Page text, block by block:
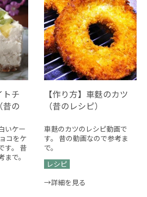
トチ
昔の
いケー
コをケ
す。 昔
で。
【作り方】車麩のカツ
（昔のレシピ）
車麩のカツのレシピ動画で
す。 昔の動画なので参考ま
で。
レシピ
→詳細を見る